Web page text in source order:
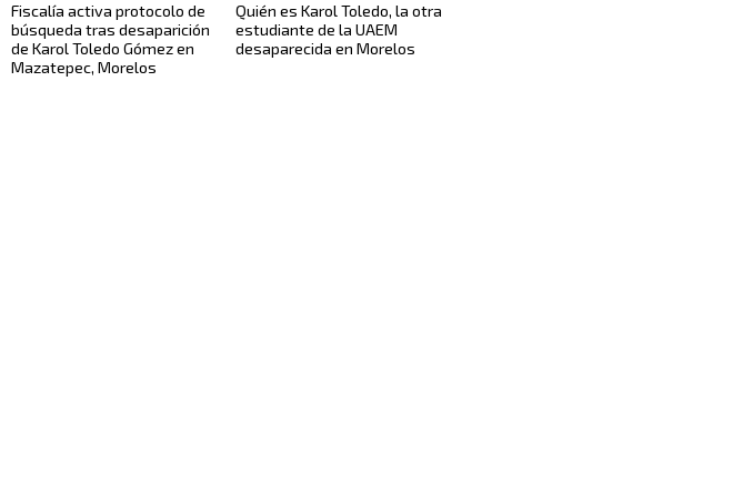
Fiscalía activa protocolo de
búsqueda tras desaparición
de Karol Toledo Gómez en
Mazatepec, Morelos
Quién es Karol Toledo, la otra
estudiante de la UAEM
desaparecida en Morelos